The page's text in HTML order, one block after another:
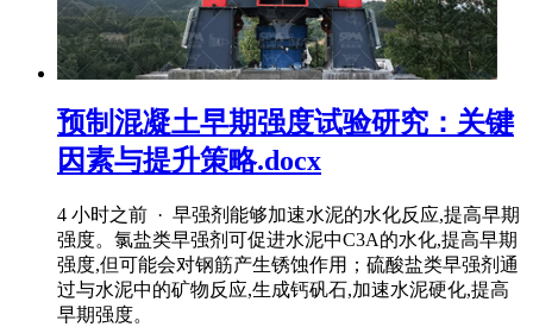
预制混凝土早期强度试验研究：关键
因素与提升策略.docx
4 小时之前 · 早强剂能够加速水泥的水化反应,提高早期
强度。氯盐类早强剂可促进水泥中C3A的水化,提高早期
强度,但可能会对钢筋产生锈蚀作用；硫酸盐类早强剂通
过与水泥中的矿物反应,生成钙矾石,加速水泥硬化,提高
早期强度。